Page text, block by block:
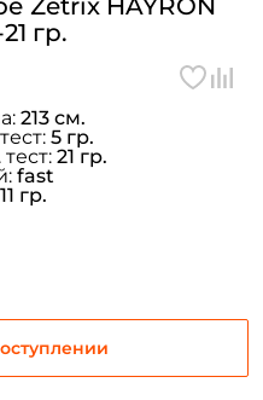
Zetrix HAYRON
гр.
213 см.
5 гр.
21 гр.
fast
гр.